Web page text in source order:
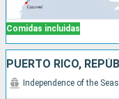
Comidas incluidas
Independence of the Seas